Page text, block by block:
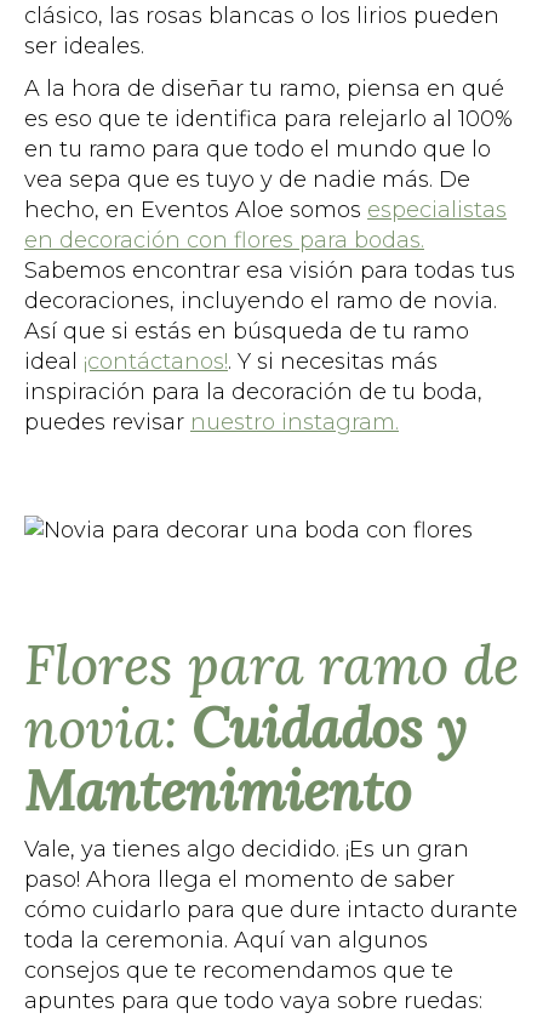
clásico, las rosas blancas o los lirios pueden
ser ideales.
A la hora de diseñar tu ramo, piensa en qué
es eso que te identifica para relejarlo al 100%
en tu ramo para que todo el mundo que lo
vea sepa que es tuyo y de nadie más. De
hecho, en Eventos Aloe somos especialistas
en decoración con flores para bodas.
Sabemos encontrar esa visión para todas tus
decoraciones, incluyendo el ramo de novia.
Así que si estás en búsqueda de tu ramo
ideal ¡contáctanos!. Y si necesitas más
inspiración para la decoración de tu boda,
puedes revisar nuestro instagram.
Flores para ramo de
novia: Cuidados y
Mantenimiento
Vale, ya tienes algo decidido. ¡Es un gran
paso! Ahora llega el momento de saber
cómo cuidarlo para que dure intacto durante
toda la ceremonia. Aquí van algunos
consejos que te recomendamos que te
apuntes para que todo vaya sobre ruedas: